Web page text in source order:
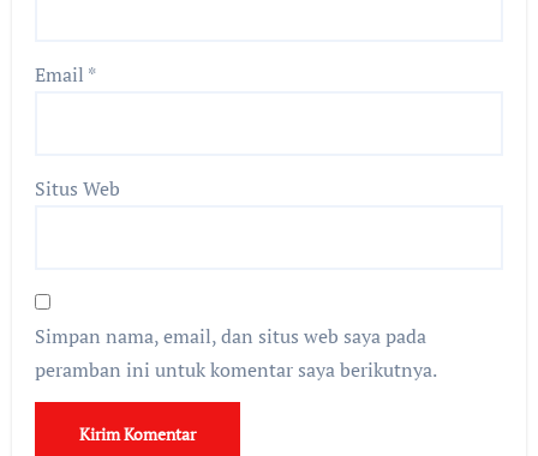
Email *
Situs Web
Simpan nama, email, dan situs web saya pada
peramban ini untuk komentar saya berikutnya.